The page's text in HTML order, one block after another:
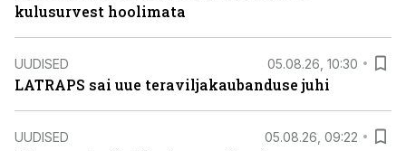
kulusurvest hoolimata
UUDISED 05.08.26, 10:30
LATRAPS sai uue teraviljakaubanduse juhi
UUDISED 05.08.26, 09:22